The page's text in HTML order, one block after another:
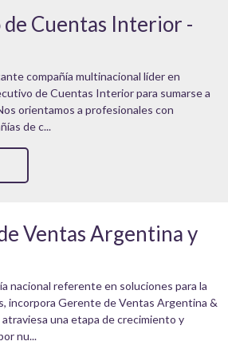
Cuentas Interior -
compañía multinacional líder en
de Cuentas Interior para sumarse a
orientamos a profesionales con
de c...
Ventas Argentina y
nacional referente en soluciones para la
incorpora Gerente de Ventas Argentina &
atraviesa una etapa de crecimiento y
nu...